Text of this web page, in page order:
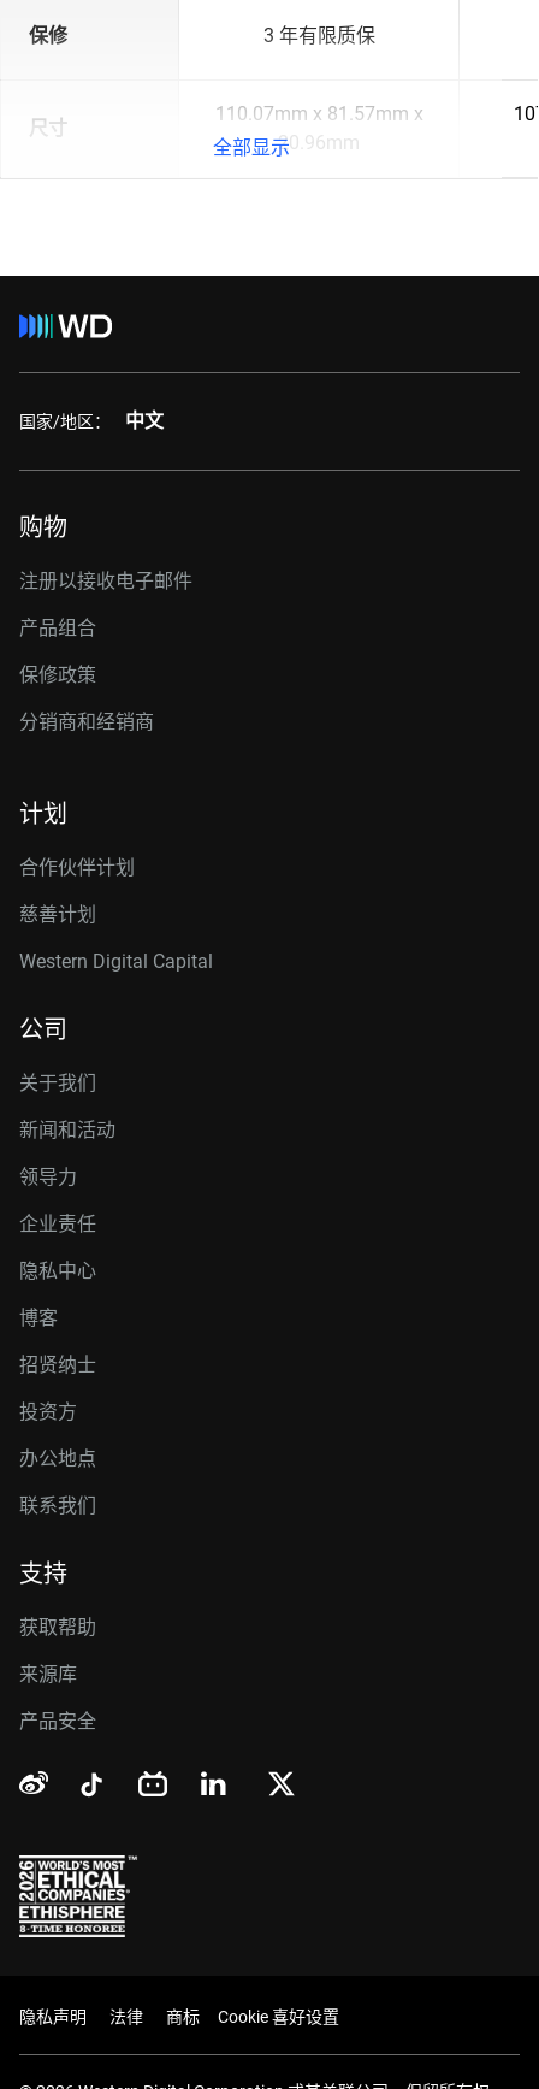
保修 3 年有限质保
尺寸
110.07mm x 81.57mm x
20.96mm
全部显示
国家/地区： 中文
购物
注册以接收电子邮件
产品组合
保修政策
分销商和经销商
计划
合作伙伴计划
慈善计划
Western Digital Capital
公司
关于我们
新闻和活动
领导力
企业责任
隐私中心
博客
招贤纳士
投资方
办公地点
联系我们
支持
获取帮助
来源库
产品安全
隐私声明 法律 商标 Cookie 喜好设置